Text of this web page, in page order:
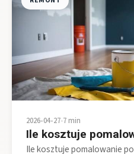
2026-04-27•7 min
Ile kosztuje
Ile kosztuje pomalowanie